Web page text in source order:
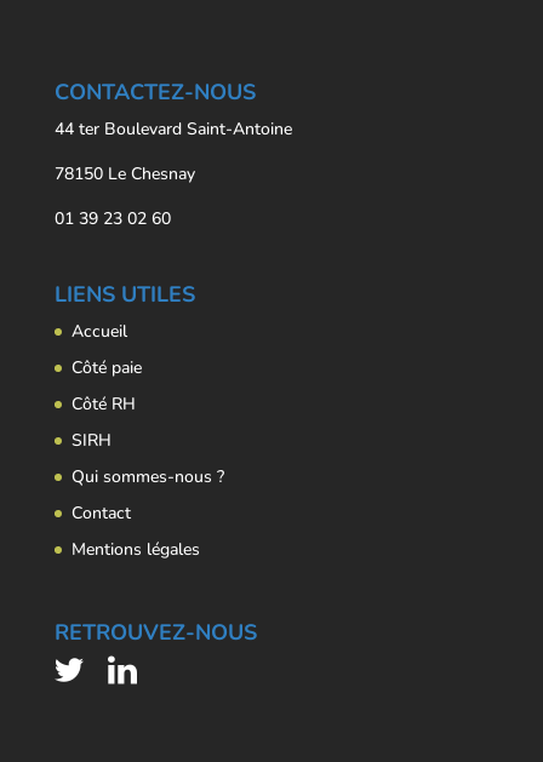
CONTACTEZ-NOUS
44 ter Boulevard Saint-Antoine
78150 Le Chesnay
01 39 23 02 60
LIENS UTILES
Accueil
Côté paie
Côté RH
SIRH
Qui sommes-nous ?
Contact
Mentions légales
RETROUVEZ-NOUS